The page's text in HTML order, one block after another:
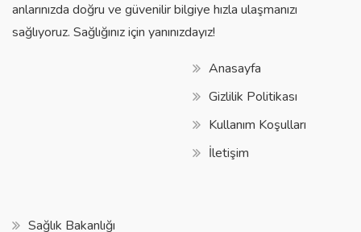
anlarınızda doğru ve güvenilir bilgiye hızla ulaşmanızı
sağlıyoruz. Sağlığınız için yanınızdayız!
Anasayfa
Gizlilik Politikası
Kullanım Koşulları
İletişim
Sağlık Bakanlığı